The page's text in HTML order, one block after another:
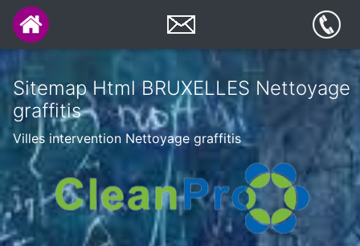
Sitemap Html BRUXELLES Nettoyage
graffitis
Villes intervention Nettoyage graffitis